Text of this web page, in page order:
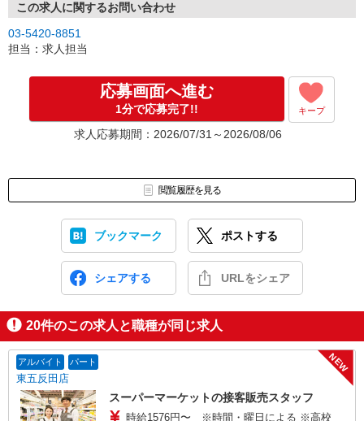
この求人に関するお問い合わせ
03-5420-8851
担当：求人担当
応募画面へ進む
1分で応募完了!! キープ
求人応募期間：2026/07/31～2026/08/06
閲覧履歴を見る
ブックマーク ポストする
シェアする URLをシェア
20件のこの求人と職種が同じ求人
アルバイト パート
東五反田店
NEW
スーパーマーケットの接客販売スタッフ
時給1576円〜 ※時間・曜日による ※高校